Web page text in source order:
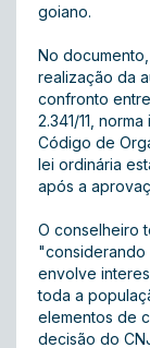
goiano.
No
realização da
confronto
2.341/11,
Código de
lei ordinária
após a
O conselheiro
"considerando
envolve
toda a
elementos de
decisão do